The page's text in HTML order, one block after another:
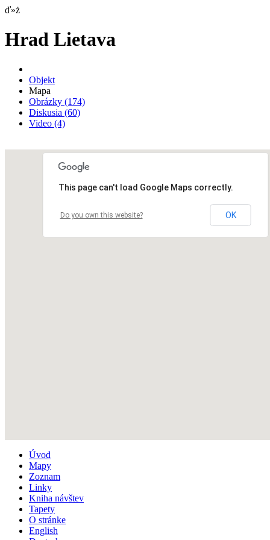
ď»ż
Hrad Lietava
Objekt
Mapa
Obrázky (174)
Diskusia (60)
Video (4)
Úvod
Mapy
Zoznam
Linky
Kniha návštev
Tapety
O stránke
English